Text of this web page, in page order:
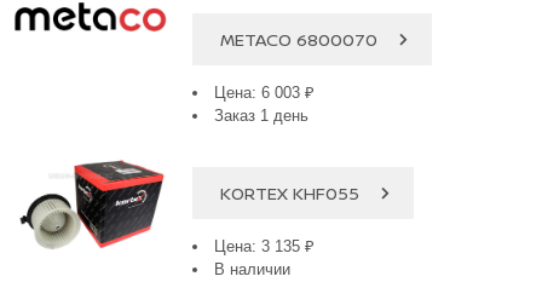
METACO 6800070
Цена: 6 003 ₽
Заказ 1 день
KORTEX KHF055
Цена: 3 135 ₽
В наличии